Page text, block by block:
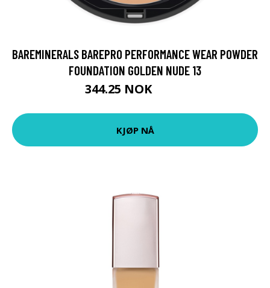
BAREMINERALS BAREPRO PERFORMANCE WEAR POWDER
FOUNDATION GOLDEN NUDE 13
344.25 NOK
KJØP NÅ